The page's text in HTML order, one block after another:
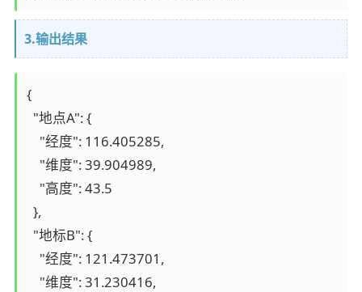
3.输出结果
{
  "地点A": {
    "经度": 116.405285,
    "维度": 39.904989,
    "高度": 43.5
  },
  "地标B": {
    "经度": 121.473701,
    "维度": 31.230416,